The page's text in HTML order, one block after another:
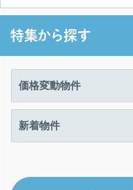
特集から探す
価格変動物件
新着物件